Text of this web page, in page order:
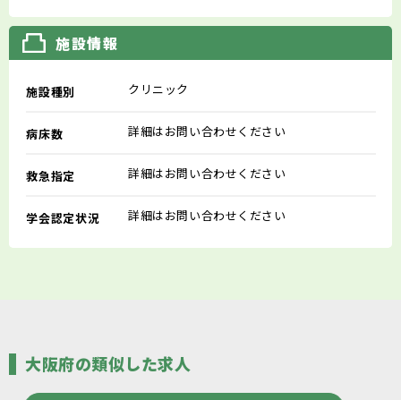
施設情報
施設種別 クリニック
病床数 詳細はお問い合わせください
救急指定 詳細はお問い合わせください
学会認定状況 詳細はお問い合わせください
大阪府の類似した求人